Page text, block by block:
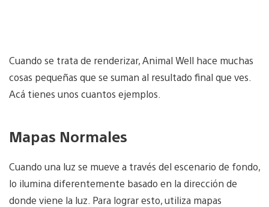
Cuando se trata de renderizar, Animal Well hace muchas
cosas pequeñas que se suman al resultado final que ves.
Acá tienes unos cuantos ejemplos.
Mapas Normales
Cuando una luz se mueve a través del escenario de fondo,
lo ilumina diferentemente basado en la dirección de
donde viene la luz. Para lograr esto, utiliza mapas